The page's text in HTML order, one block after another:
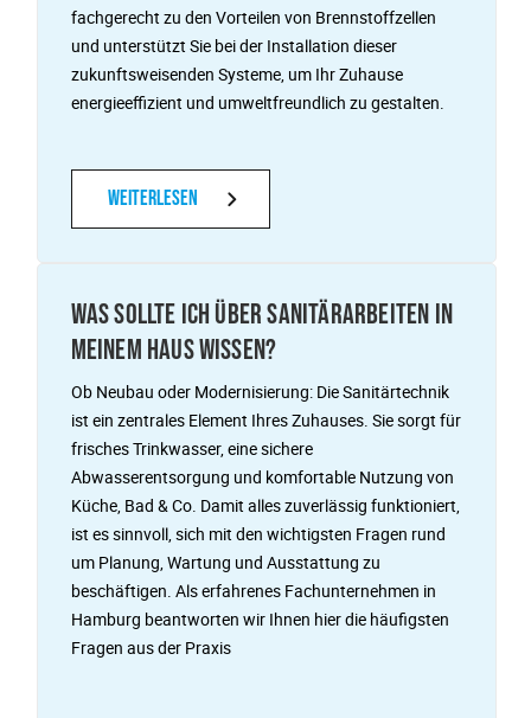
fachgerecht zu den Vorteilen von Brennstoffzellen
und unterstützt Sie bei der Installation dieser
zukunftsweisenden Systeme, um Ihr Zuhause
energieeffizient und umweltfreundlich zu gestalten.
Weiterlesen
WAS SOLLTE ICH ÜBER SANITÄRARBEITEN IN
MEINEM HAUS WISSEN?
Ob Neubau oder Modernisierung: Die Sanitärtechnik
ist ein zentrales Element Ihres Zuhauses. Sie sorgt für
frisches Trinkwasser, eine sichere
Abwasserentsorgung und komfortable Nutzung von
Küche, Bad & Co. Damit alles zuverlässig funktioniert,
ist es sinnvoll, sich mit den wichtigsten Fragen rund
um Planung, Wartung und Ausstattung zu
beschäftigen. Als erfahrenes Fachunternehmen in
Hamburg beantworten wir Ihnen hier die häufigsten
Fragen aus der Praxis